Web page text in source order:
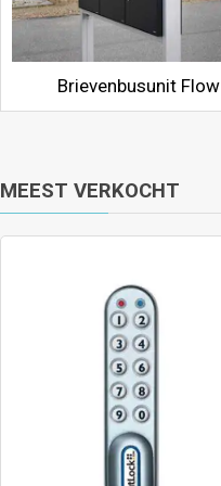
Brievenbusunit Flow
MEEST VERKOCHT